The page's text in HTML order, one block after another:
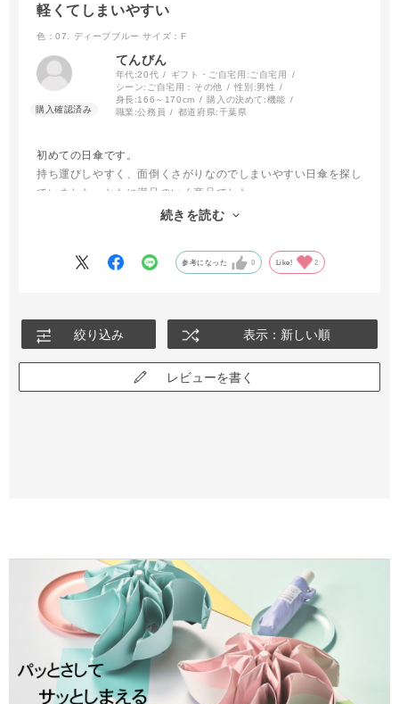
の時はやっぱり困ってしまうので。横からの紫外線は長傘と比べ
対応できるので許容範囲かと思います。何より折り畳むのがすご
く楽なのがありがたいです。
軽くてしまいやすい
色：07. ディープブルー サイズ：F
てんびん
年代:20代 ギフト・ご自宅用:ご自宅用
シーン: ご自宅用：その他 性別:男性
身長:166～170cm 購入の決めて:機能
職業:公務員 都道府県:千葉県
初めての日傘です。
持ち運びしやすく、面倒くさがりなのでしまいやすい日傘を探し
ていました。ともに満足のいく商品でした。
ただ、風がある日は傘がグラグラするので、柄の部分はもう少し
続きを読む
参考になった 0 Like! 2
絞り込み 表示：新しい順
レビューを書く